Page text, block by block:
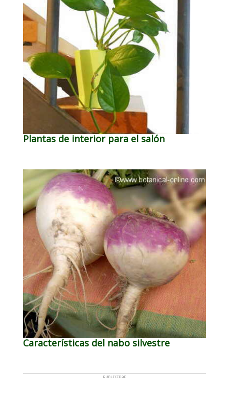
Plantas de interior para el salón
Características del nabo silvestre